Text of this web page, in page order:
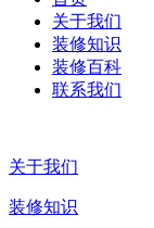
关于我们
装修知识
装修百科
联系我们
关于我们
装修知识